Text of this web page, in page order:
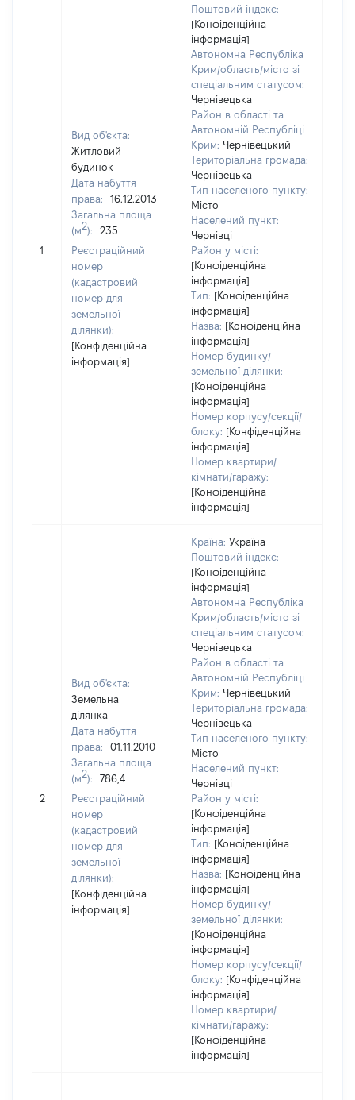
1
Вид об'єкта:
Житловий
будинок
Дата набуття
права:
16.12.2013
Загальна площа
(м2):
235
Реєстраційний
номер
(кадастровий
номер для
земельної
ділянки):
[Конфіденційна
інформація]
Поштовий індекс:
[Конфіденційна
інформація]
Автономна Республіка
Крим/область/місто зі
спеціальним статусом:
Чернівецька
Район в області та
Автономній Республіці
Крим: Чернівецький
Територіальна громада:
Чернівецька
Тип населеного пункту:
Місто
Населений пункт:
Чернівці
Район у місті:
[Конфіденційна
інформація]
Тип: [Конфіденційна
інформація]
Назва: [Конфіденційна
інформація]
Номер будинку/
земельної ділянки:
[Конфіденційна
інформація]
Номер корпусу/секції/
блоку: [Конфіденційна
інформація]
Номер квартири/
кімнати/гаражу:
[Конфіденційна
інформація]
2
Вид об'єкта:
Земельна
ділянка
Дата набуття
права:
01.11.2010
Загальна площа
(м2):
786,4
Реєстраційний
номер
(кадастровий
номер для
земельної
ділянки):
[Конфіденційна
інформація]
Країна: Україна
Поштовий індекс:
[Конфіденційна
інформація]
Автономна Республіка
Крим/область/місто зі
спеціальним статусом:
Чернівецька
Район в області та
Автономній Республіці
Крим: Чернівецький
Територіальна громада:
Чернівецька
Тип населеного пункту:
Місто
Населений пункт:
Чернівці
Район у місті:
[Конфіденційна
інформація]
Тип: [Конфіденційна
інформація]
Назва: [Конфіденційна
інформація]
Номер будинку/
земельної ділянки:
[Конфіденційна
інформація]
Номер корпусу/секції/
блоку: [Конфіденційна
інформація]
Номер квартири/
кімнати/гаражу:
[Конфіденційна
інформація]